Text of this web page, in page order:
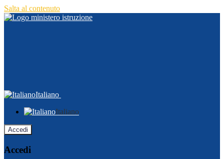
Salta al contenuto
Italiano
Italiano
Accedi
Accedi